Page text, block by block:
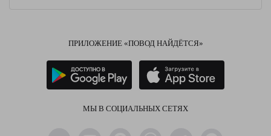
ПРИЛОЖЕНИЕ «ПОВОД НАЙДЁТСЯ»
МЫ В СОЦИАЛЬНЫХ СЕТЯХ